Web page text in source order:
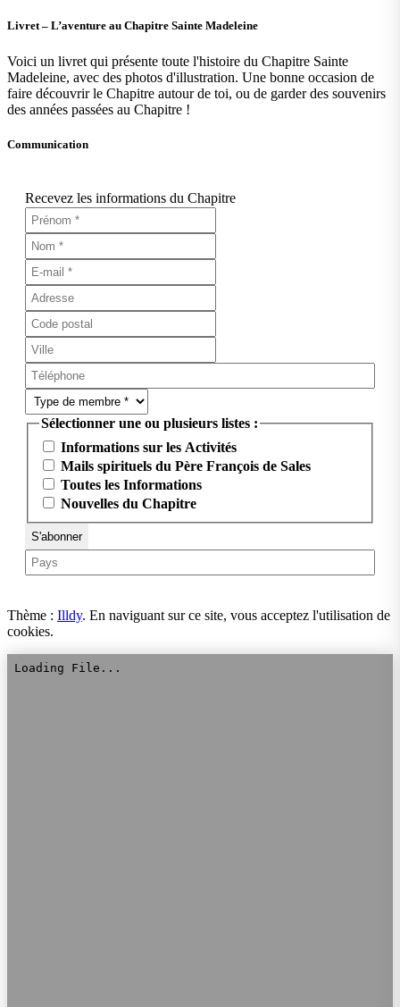
Livret – L’aventure au Chapitre Sainte Madeleine
Voici un livret qui présente toute l'histoire du Chapitre Sainte
Madeleine, avec des photos d'illustration. Une bonne occasion de
faire découvrir le Chapitre autour de toi, ou de garder des souvenirs
des années passées au Chapitre !
Communication
Recevez les informations du Chapitre
Sélectionner une ou plusieurs listes :
Informations sur les Activités
Mails spirituels du Père François de Sales
Toutes les Informations
Nouvelles du Chapitre
Thème : Illdy. En naviguant sur ce site, vous acceptez l'utilisation de
cookies.